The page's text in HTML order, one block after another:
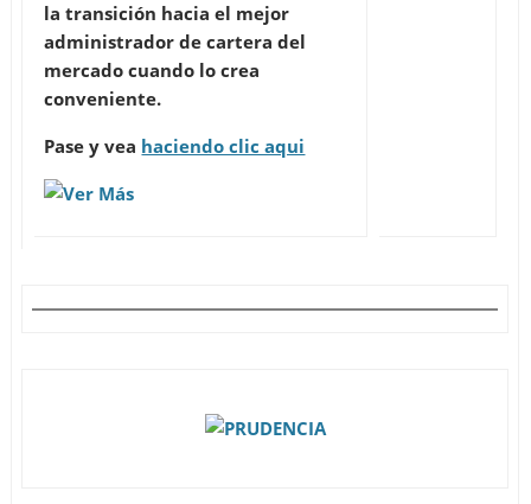
la transición hacia el mejor
administrador de cartera del
mercado cuando lo crea
conveniente.
Pase y vea haciendo clic aqui